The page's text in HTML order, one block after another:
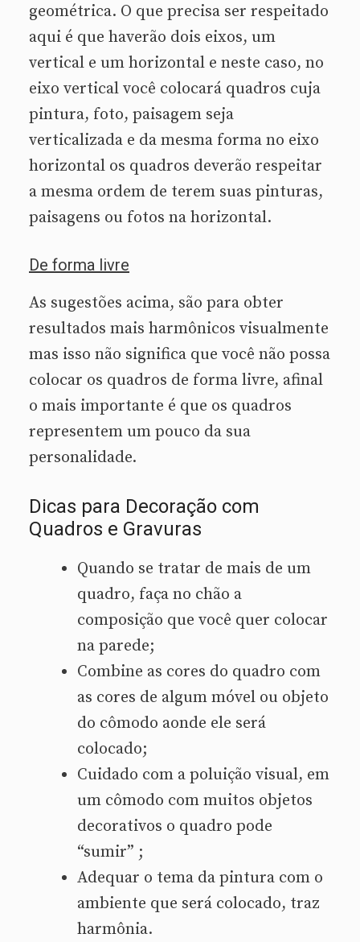
geométrica. O que precisa ser respeitado
aqui é que haverão dois eixos, um
vertical e um horizontal e neste caso, no
eixo vertical você colocará quadros cuja
pintura, foto, paisagem seja
verticalizada e da mesma forma no eixo
horizontal os quadros deverão respeitar
a mesma ordem de terem suas pinturas,
paisagens ou fotos na horizontal.
De forma livre
As sugestões acima, são para obter
resultados mais harmônicos visualmente
mas isso não significa que você não possa
colocar os quadros de forma livre, afinal
o mais importante é que os quadros
representem um pouco da sua
personalidade.
Dicas para Decoração com
Quadros e Gravuras
Quando se tratar de mais de um
quadro, faça no chão a
composição que você quer colocar
na parede;
Combine as cores do quadro com
as cores de algum móvel ou objeto
do cômodo aonde ele será
colocado;
Cuidado com a poluição visual, em
um cômodo com muitos objetos
decorativos o quadro pode
“sumir” ;
Adequar o tema da pintura com o
ambiente que será colocado, traz
harmônia.